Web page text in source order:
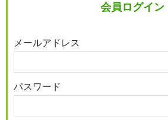
会員ログイン
メールアドレス
パスワード